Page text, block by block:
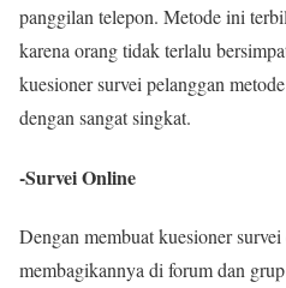
panggilan telepon. Metode ini
karena orang tidak terlalu
kuesioner survei pelanggan
dengan sangat singkat.
-Survei Online
Dengan membuat kuesioner
membagikannya di forum dan